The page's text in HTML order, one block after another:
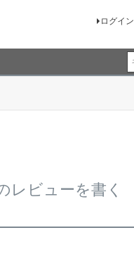
ログイン
レビューを書く